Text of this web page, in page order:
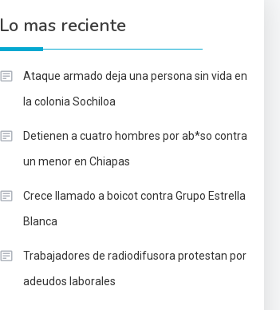
Lo mas reciente
Ataque armado deja una persona sin vida en
la colonia Sochiloa
Detienen a cuatro hombres por ab*so contra
un menor en Chiapas
Crece llamado a boicot contra Grupo Estrella
Blanca
Trabajadores de radiodifusora protestan por
adeudos laborales